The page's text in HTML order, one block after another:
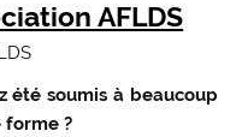
AFLDS
été soumis à beaucoup
forme ?